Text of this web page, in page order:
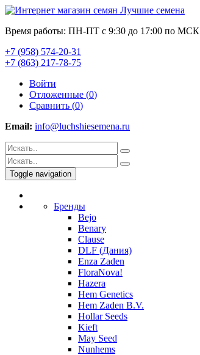
Время работы: ПН-ПТ с 9:30 до 17:00 по МСК
+7 (958) 574-20-31
+7 (863) 217-78-75
Войти
Отложенные (0)
Сравнить (0)
Email: info@luchshiesemena.ru
Toggle navigation
Бренды
Bejo
Benary
Clause
DLF (Дания)
Enza Zaden
FloraNova!
Hazera
Hem Genetics
Hem Zaden B.V.
Hollar Seeds
Kieft
May Seed
Nunhems